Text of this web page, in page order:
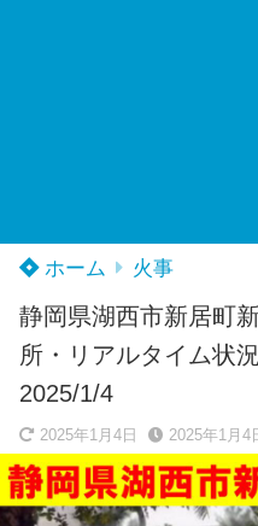
ホーム 火事
静岡県湖西市新居町
所・リアルタイム状
2025/1/4
2025年1月4日 2025年1月4